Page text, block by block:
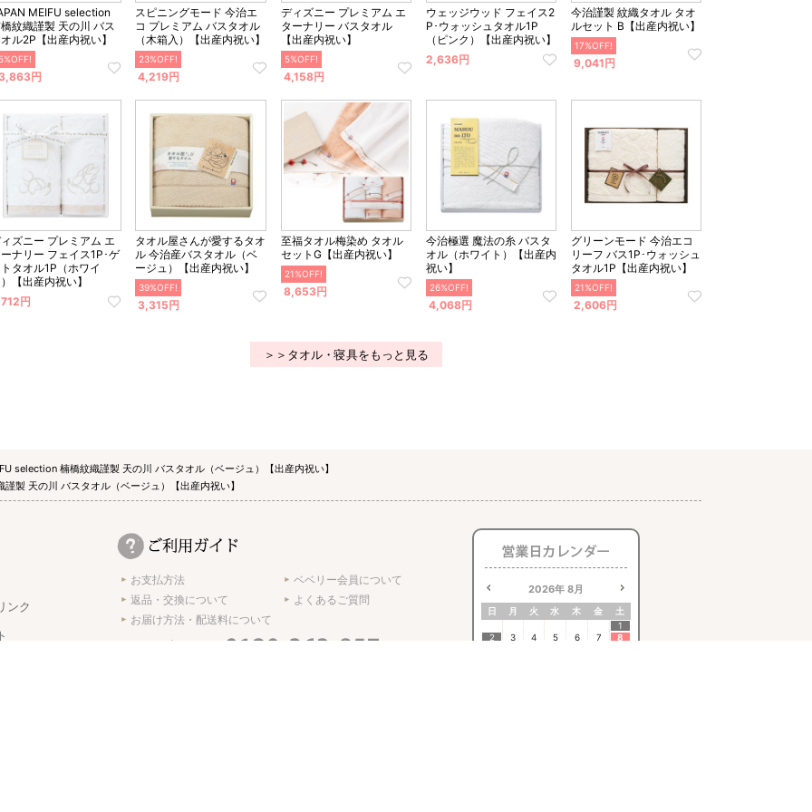
MEIFU selection
紋織謹製 天の川 バス
ル2P【出産内祝い】
円
スピニングモード 今治エ
コ プレミアム バスタオル
（木箱入）【出産内祝い】
23%OFF!
4,219円
ディズニー プレミアム エ
ターナリー バスタオル
【出産内祝い】
5%OFF!
4,158円
ウェッジウッド フェイス2
P･ウォッシュタオル1P
（ピンク）【出産内祝い】
2,636円
今治謹製 紋織タオル タオ
ルセット B【出産内祝い】
17%OFF!
9,041円
ズニー プレミアム エ
ナリー フェイス1P･ゲ
トタオル1P（ホワイ
）【出産内祝い】
円
タオル屋さんが愛するタオ
ル 今治産バスタオル（ベ
ージュ）【出産内祝い】
39%OFF!
3,315円
至福タオル梅染め タオル
セットG【出産内祝い】
21%OFF!
8,653円
今治極選 魔法の糸 バスタ
オル（ホワイト）【出産内
祝い】
26%OFF!
4,068円
グリーンモード 今治エコ
リーフ バス1P･ウォッシュ
タオル1P【出産内祝い】
21%OFF!
2,606円
＞＞タオル・寝具をもっと見る
selection 楠橋紋織謹製 天の川 バスタオル（ベージュ）【出産内祝い】
製 天の川 バスタオル（ベージュ）【出産内祝い】
ンク
お支払方法
返品・交換について
お届け方法・配送料について
ベベリー会員について
よくあるご質問
2026年 8月
日 月 火 水 木 金
土
1
2
3 4 5 6 7
8